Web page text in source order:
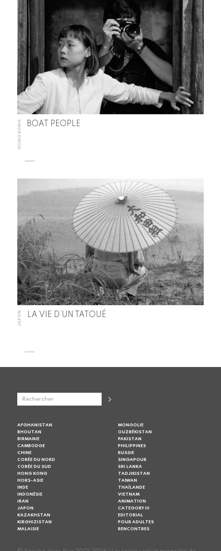
HONG KONG BOAT PEOPLE
JAPON LA VIE D’UN TATOUÉ
AFGHANISTAN
BHOUTAN
BIRMANIE
CAMBODGE
CHINE
CORÉE DU NORD
CORÉE DU SUD
HONG KONG
HORS-ASIE
INDE
INDONÉSIE
IRAN
JAPON
KAZAKHSTAN
KIRGHIZISTAN
MALAISIE
MONGOLIE
OUZBÉKISTAN
PAKISTAN
PHILIPPINES
RUSSIE
SINGAPOUR
SRI LANKA
TADJIKISTAN
TAIWAN
THAÏLANDE
VIETNAM
ANIMATION
CATEGORY III
EDITORIAL
POUR ADULTES
RENCONTRES